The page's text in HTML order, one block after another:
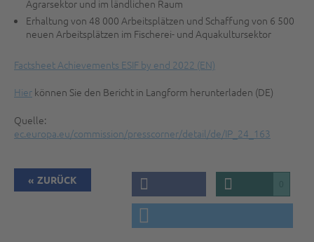
Agrarsektor und im ländlichen Raum
Erhaltung von 48 000 Arbeitsplätzen und Schaffung von 6 500
neuen Arbeitsplätzen im Fischerei- und Aquakultursektor
Factsheet Achievements ESIF by end 2022 (EN)
Hier können Sie den Bericht in Langform herunterladen (DE)
Quelle:
ec.europa.eu/commission/presscorner/detail/de/IP_24_163
ZURÜCK